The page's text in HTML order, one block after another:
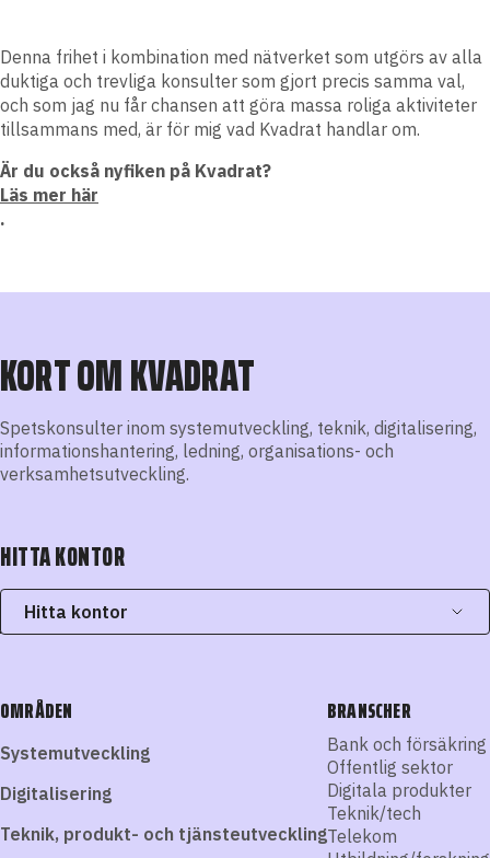
Denna frihet i kombination med nätverket som utgörs av alla
duktiga och trevliga konsulter som gjort precis samma val,
och som jag nu får chansen att göra massa roliga aktiviteter
tillsammans med, är för mig vad Kvadrat handlar om.
Är du också nyfiken på Kvadrat?
Läs mer här
.
KORT OM KVADRAT
Spetskonsulter inom systemutveckling, teknik, digitalisering,
informationshantering, ledning, organisations- och
verksamhetsutveckling.
HITTA KONTOR
Hitta kontor
OMRÅDEN
Systemutveckling
Digitalisering
Teknik, produkt- och tjänsteutveckling
BRANSCHER
Bank och försäkring
Offentlig sektor
Digitala produkter
Teknik/tech
Telekom